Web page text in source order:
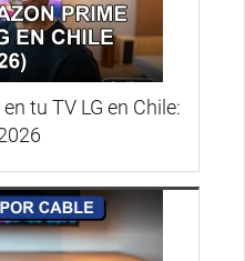
tu TV LG en Chile: